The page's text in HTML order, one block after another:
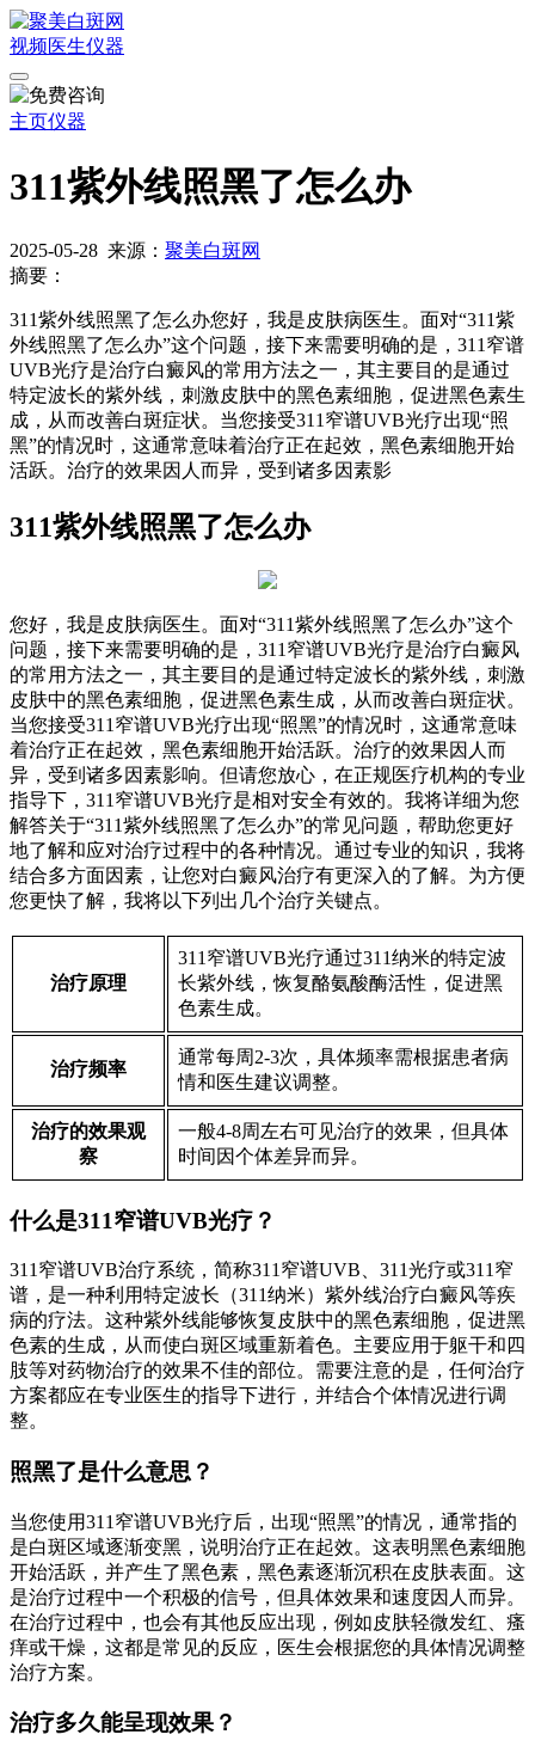
视频医生仪器
主页仪器
311紫外线照黑了怎么办
2025-05-28 来源： 聚美白斑网
摘要：
311紫外线照黑了怎么办您好，我是皮肤病医生。面对“311紫
外线照黑了怎么办”这个问题，接下来需要明确的是，311窄谱
UVB光疗是治疗白癜风的常用方法之一，其主要目的是通过
特定波长的紫外线，刺激皮肤中的黑色素细胞，促进黑色素生
成，从而改善白斑症状。当您接受311窄谱UVB光疗出现“照
黑”的情况时，这通常意味着治疗正在起效，黑色素细胞开始
活跃。治疗的效果因人而异，受到诸多因素影
311紫外线照黑了怎么办
您好，我是皮肤病医生。面对“311紫外线照黑了怎么办”这个
问题，接下来需要明确的是，311窄谱UVB光疗是治疗白癜风
的常用方法之一，其主要目的是通过特定波长的紫外线，刺激
皮肤中的黑色素细胞，促进黑色素生成，从而改善白斑症状。
当您接受311窄谱UVB光疗出现“照黑”的情况时，这通常意味
着治疗正在起效，黑色素细胞开始活跃。治疗的效果因人而
异，受到诸多因素影响。但请您放心，在正规医疗机构的专业
指导下，311窄谱UVB光疗是相对安全有效的。我将详细为您
解答关于“311紫外线照黑了怎么办”的常见问题，帮助您更好
地了解和应对治疗过程中的各种情况。通过专业的知识，我将
结合多方面因素，让您对白癜风治疗有更深入的了解。为方便
您更快了解，我将以下列出几个治疗关键点。
治疗原理
311窄谱UVB光疗通过311纳米的特定波
长紫外线，恢复酪氨酸酶活性，促进黑
色素生成。
治疗频率
通常每周2-3次，具体频率需根据患者病
情和医生建议调整。
治疗的效果观
察
一般4-8周左右可见治疗的效果，但具体
时间因个体差异而异。
什么是311窄谱UVB光疗？
311窄谱UVB治疗系统，简称311窄谱UVB、311光疗或311窄
谱，是一种利用特定波长（311纳米）紫外线治疗白癜风等疾
病的疗法。这种紫外线能够恢复皮肤中的黑色素细胞，促进黑
色素的生成，从而使白斑区域重新着色。主要应用于躯干和四
肢等对药物治疗的效果不佳的部位。需要注意的是，任何治疗
方案都应在专业医生的指导下进行，并结合个体情况进行调
整。
照黑了是什么意思？
当您使用311窄谱UVB光疗后，出现“照黑”的情况，通常指的
是白斑区域逐渐变黑，说明治疗正在起效。这表明黑色素细胞
开始活跃，并产生了黑色素，黑色素逐渐沉积在皮肤表面。这
是治疗过程中一个积极的信号，但具体效果和速度因人而异。
在治疗过程中，也会有其他反应出现，例如皮肤轻微发红、瘙
痒或干燥，这都是常见的反应，医生会根据您的具体情况调整
治疗方案。
治疗多久能呈现效果？